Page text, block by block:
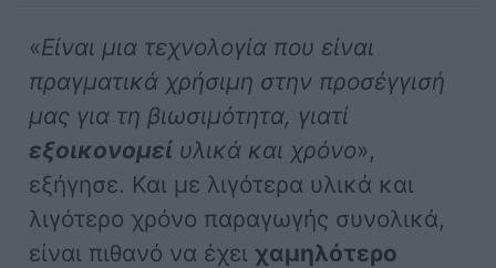
«Είναι μια τεχνολογία που είναι
πραγματικά χρήσιμη στην προσέγγισή
μας για τη βιωσιμότητα, γιατί
εξοικονομεί υλικά και χρόνο»,
εξήγησε. Και με λιγότερα υλικά και
λιγότερο χρόνο παραγωγής συνολικά,
είναι πιθανό να έχειχαμηλότερο